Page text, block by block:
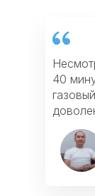
40
дали
как